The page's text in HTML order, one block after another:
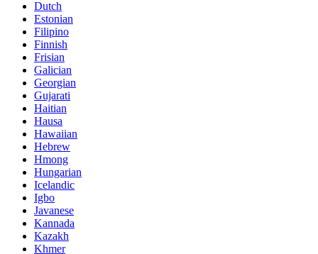
Dutch
Estonian
Filipino
Finnish
Frisian
Galician
Georgian
Gujarati
Haitian
Hausa
Hawaiian
Hebrew
Hmong
Hungarian
Icelandic
Igbo
Javanese
Kannada
Kazakh
Khmer